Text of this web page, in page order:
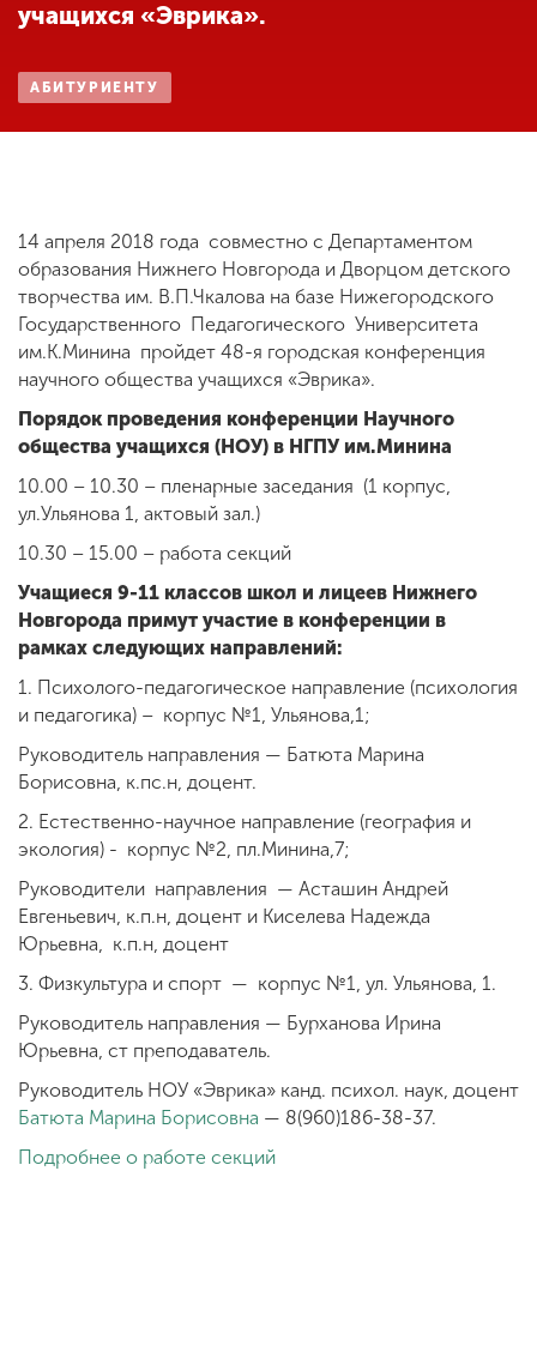
образовательной
организации
Приемная
комиссия
+7 (831) 262-26-20
учащихся «Эврика».
АБИТУРИЕНТУ
14 апреля 2018 года совместно с Департаментом
образования Нижнего Новгорода и Дворцом детского
творчества им. В.П.Чкалова на базе Нижегородского
Государственного Педагогического Университета
им.К.Минина пройдет 48-я городская конференция
научного общества учащихся «Эврика».
Порядок проведения конференции Научного
общества учащихся (НОУ) в НГПУ им.Минина
10.00 – 10.30 – пленарные заседания (1 корпус,
ул.Ульянова 1, актовый зал.)
10.30 – 15.00 – работа секций
Учащиеся 9-11 классов школ и лицеев Нижнего
Новгорода примут участие в конференции в
рамках следующих направлений:
1. Психолого-педагогическое направление (психология
и педагогика) – корпус №1, Ульянова,1;
Руководитель направления — Батюта Марина
Борисовна, к.пс.н, доцент.
2. Естественно-научное направление (география и
экология) - корпус №2, пл.Минина,7;
Руководители направления — Асташин Андрей
Евгеньевич, к.п.н, доцент и Киселева Надежда
Юрьевна, к.п.н, доцент
3. Физкультура и спорт — корпус №1, ул. Ульянова, 1.
Руководитель направления — Бурханова Ирина
Юрьевна, ст преподаватель.
Руководитель НОУ «Эврика» канд. психол. наук, доцент
Батюта Марина Борисовна — 8(960)186-38-37.
Подробнее о работе секций